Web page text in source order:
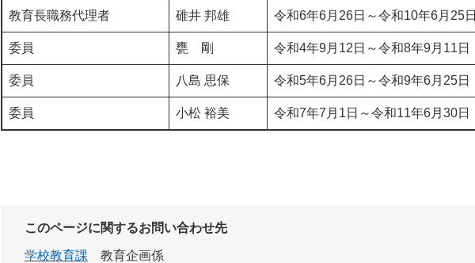
教育長職務代理者 碓井 邦雄 令和6年6月26日～令和10年6月25日
委員 甕 剛 令和4年9月12日～令和8年9月11日
委員 八島 思保 令和5年6月26日～令和9年6月25日
委員 小松 裕美 令和7年7月1日～令和11年6月30日
このページに関するお問い合わせ先
学校教育課
教育企画係